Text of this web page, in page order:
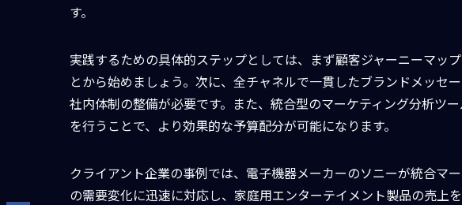
す。
実践するための具体的ステップとしては、まず顧客ジャーニーマッ
とから始めましょう。次に、全チャネルで一貫したブランドメッセ
社内体制の整備が必要です。また、統合型のマーケティング分析ツ
を行うことで、より効果的な予算配分が可能になります。
クライアント企業の事例では、電子機器メーカーのソニーが統合マ
の需要変化に迅速に対応し、家庭用エンターテイメント製品の売上